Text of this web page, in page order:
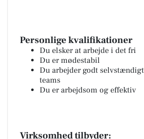
Personlige kvalifikationer
Du elsker at arbejde i det fri
Du er mødestabil
Du arbejder godt
teams
Du er arbejdsom og effektiv
Virksomhed tilbyder: